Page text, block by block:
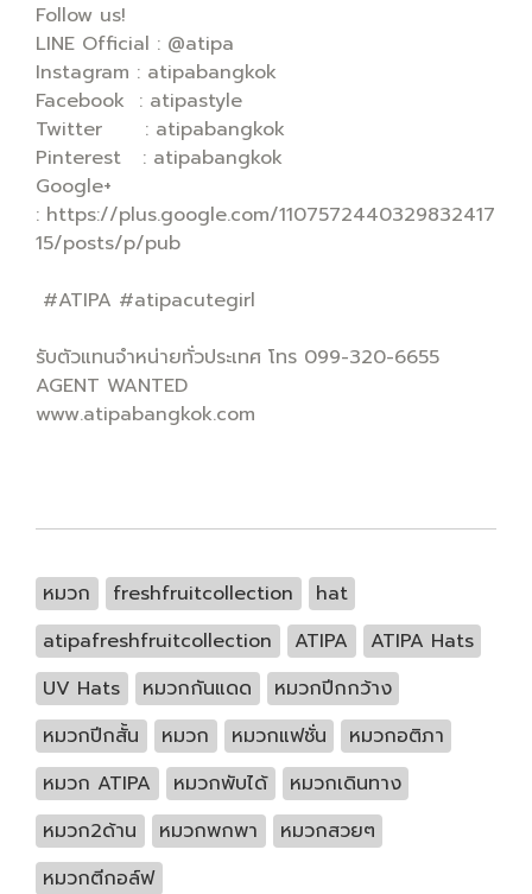
Follow us!
LINE Official : @atipa
Instagram : atipabangkok
Facebook : atipastyle
Twitter : atipabangkok
Pinterest : atipabangkok
Google+
: https://plus.google.com/1107572440329832417
15/posts/p/pub
#ATIPA #atipacutegirl
รับตัวแทนจำหน่ายทั่วประเทศ โทร 099-320-6655
AGENT WANTED
www.atipabangkok.com
หมวก freshfruitcollection
hat
atipafreshfruitcollection
ATIPA
ATIPA Hats
UV Hats
หมวกกันแดด
หมวกปีกกว้าง
หมวกปีกสั้น
หมวก หมวกแฟชั่น
หมวกอติภา
หมวก ATIPA
หมวกพับได้
หมวกเดินทาง
หมวก2ด้าน
หมวกพกพา
หมวกสวยๆ
หมวกตีกอล์ฟ